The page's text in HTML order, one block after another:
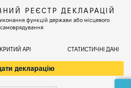
РЕЄСТР ДЕКЛАРАЦІЙ
функцій держави або місцевого
самоврядування
АРІ СТАТИСТИЧНІ ДАНІ
декларацію